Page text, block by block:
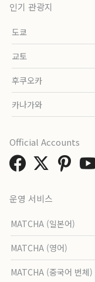
인기 관광지
도쿄
교토
후쿠오카
카나가와
운영 서비스
MATCHA (일본어)
MATCHA (영어)
MATCHA (중국어 번체)
Official Accounts